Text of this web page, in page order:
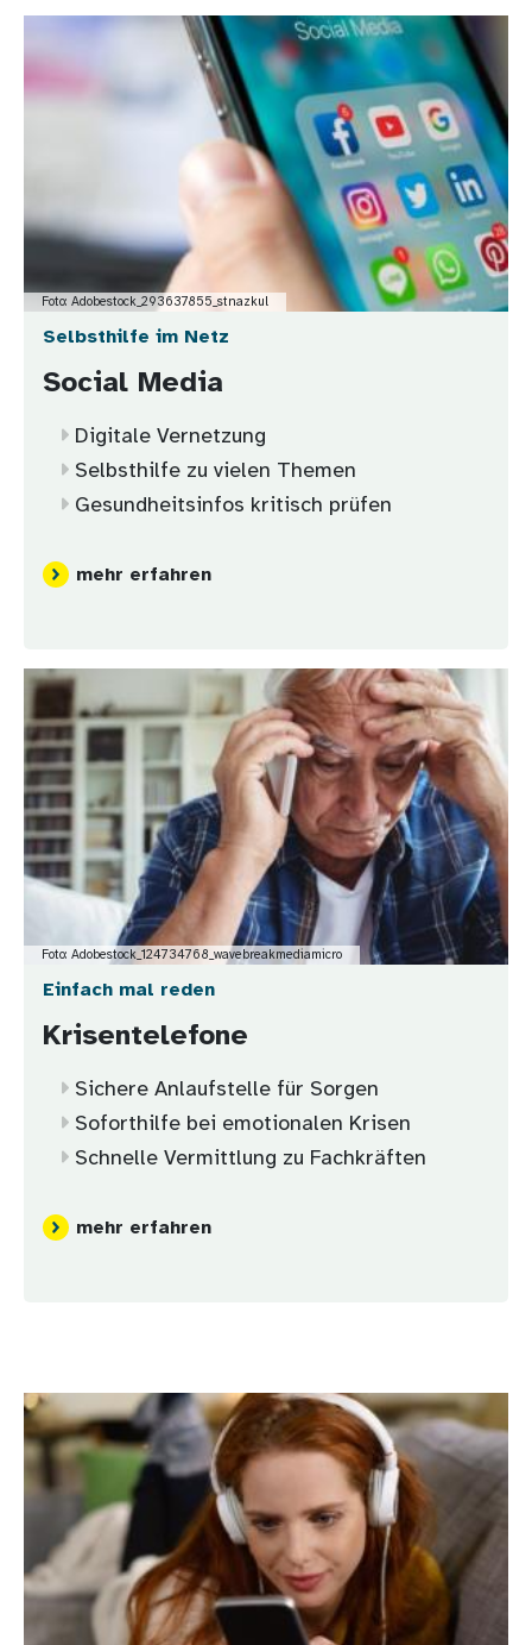
Foto: Adobestock_293637855_stnazkul
Selbsthilfe im Netz
Social Media
Digitale Vernetzung
Selbsthilfe zu vielen Themen
Gesundheitsinfos kritisch prüfen
mehr erfahren
Bild
Foto: Adobestock_124734768_wavebreakmediamicro
Einfach mal reden
Krisentelefone
Sichere Anlaufstelle für Sorgen
Soforthilfe bei emotionalen Krisen
Schnelle Vermittlung zu Fachkräften
mehr erfahren
Bild